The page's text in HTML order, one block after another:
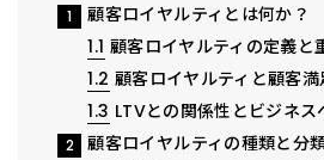
1
顧客ロイヤルティとは何か？
1.1 顧客ロイヤルティの定義と
1.2 顧客ロイヤルティと顧客満
1.3 LTVとの関係性とビジネス
2
顧客ロイヤルティの種類と分